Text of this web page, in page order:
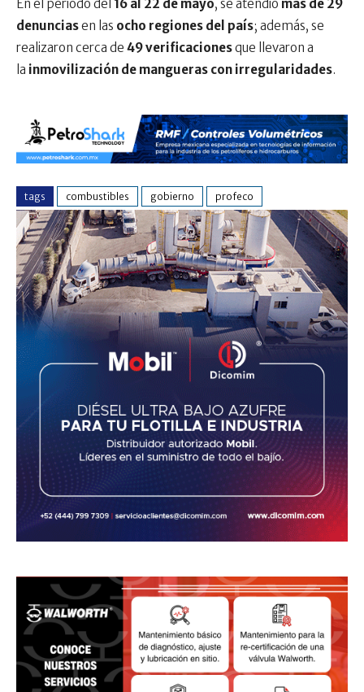
En el periodo del 16 al 22 de mayo, se atendió más de 29
denunciasen las ocho regiones del país; además, se
realizaron cerca de 49 verificacionesque llevaron a
la inmovilización de mangueras con irregularidades.
tags combustibles gobierno profeco